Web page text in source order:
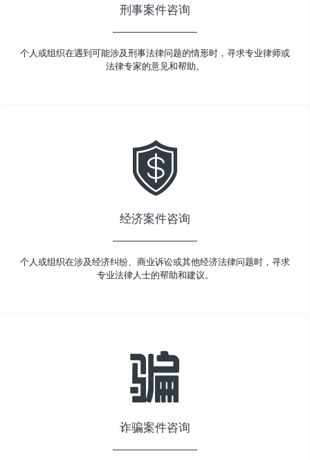
刑事案件咨询
个人或组织在遇到可能涉及刑事法律问题的情形时，寻求专业律师或
法律专家的意见和帮助。
经济案件咨询
个人或组织在涉及经济纠纷、商业诉讼或其他经济法律问题时，寻求
专业法律人士的帮助和建议。
诈骗案件咨询